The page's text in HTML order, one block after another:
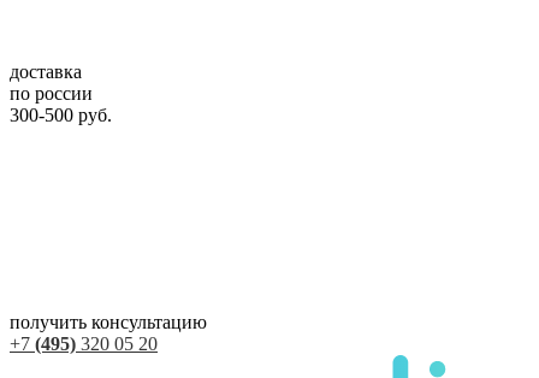
доставка
по россии
300-500 руб.
получить консультацию
+7 (495) 320 05 20